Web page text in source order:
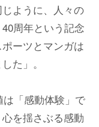
ように、人々の
周年という記念
ーツとマンガは
た」。
「感動体験」で
を揺さぶる感動